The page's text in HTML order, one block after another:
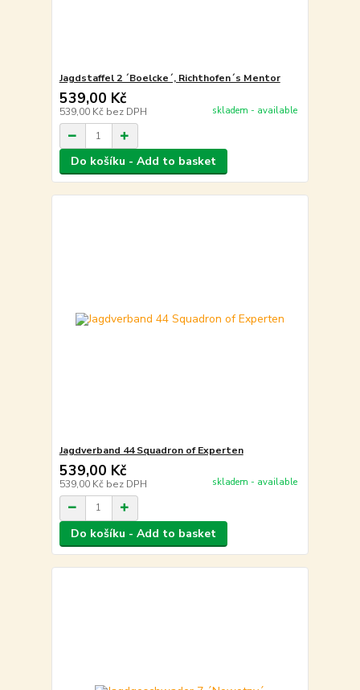
Jagdstaffel 2 ´Boelcke´, Richthofen´s Mentor
539,00 Kč
539,00 Kč bez DPH skladem - available
Do košíku - Add to basket
Jagdverband 44 Squadron of Experten
539,00 Kč
539,00 Kč bez DPH skladem - available
Do košíku - Add to basket